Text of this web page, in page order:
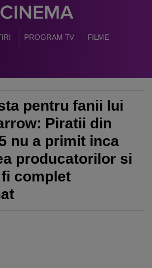
PROGRAM TV FILME
pentru fanii lui
Piratii din
nu a primit inca
producatorilor si
complet